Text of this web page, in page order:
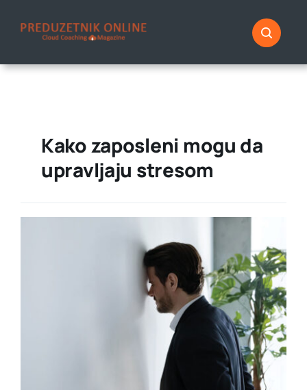
Kako zaposleni mogu da
upravljaju stresom